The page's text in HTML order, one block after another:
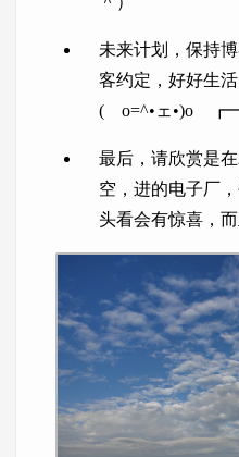
未来计划，保持
客约定，好好生
( o=^•ェ•)o
最后，请欣赏是
空，进的电子厂
头看会有惊喜，